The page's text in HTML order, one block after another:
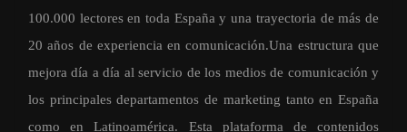
100.000 lectores en toda España y una trayectoria de más de
20 años de experiencia en comunicación.Una estructura que
mejora día a día al servicio de los medios de comunicación y
los principales departamentos de marketing tanto en España
como en Latinoamérica. Esta plataforma de contenidos